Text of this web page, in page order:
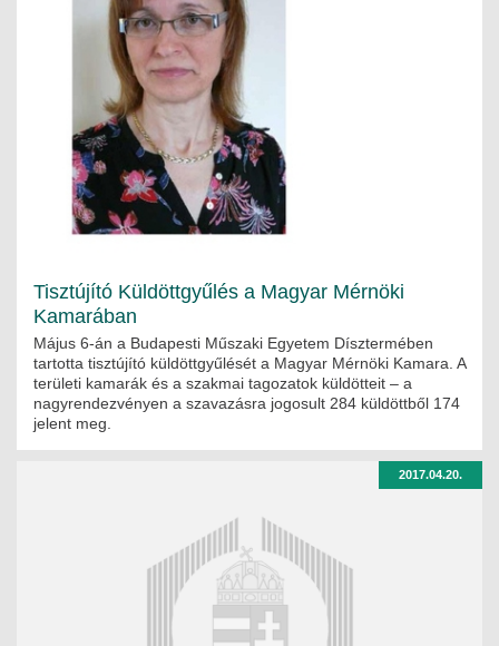
Tisztújító Küldöttgyűlés a Magyar Mérnöki
Kamarában
Május 6-án a Budapesti Műszaki Egyetem Dísztermében
tartotta tisztújító küldöttgyűlését a Magyar Mérnöki Kamara. A
területi kamarák és a szakmai tagozatok küldötteit – a
nagyrendezvényen a szavazásra jogosult 284 küldöttből 174
jelent meg.
2017.04.20.